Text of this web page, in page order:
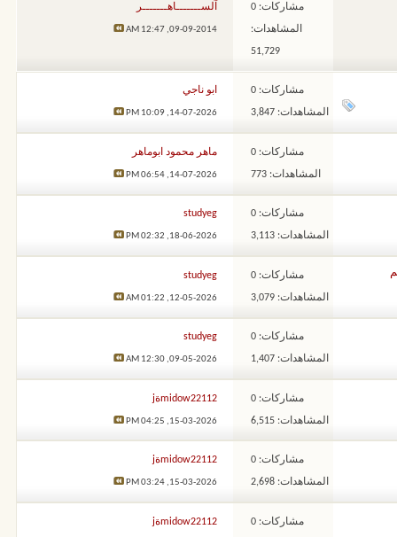
مشاركات: 0
المشاهدات:
51,729
آلســـــــاهـــــــر
09-09-2014,
12:47 AM
مشاركات: 0
المشاهدات: 3,847
ابو ناجي
14-07-2026,
10:09 PM
مشاركات: 0
المشاهدات: 773
ماهر محمود ابوماهر
14-07-2026,
06:54 PM
مشاركات: 0
المشاهدات: 3,113
studyeg
18-06-2026,
02:32 PM
مشاركات: 0
المشاهدات: 3,079
studyeg
12-05-2026,
01:22 AM
مشاركات: 0
المشاهدات: 1,407
studyeg
09-05-2026,
12:30 AM
مشاركات: 0
المشاهدات: 6,515
midow22112ةj
15-03-2026,
04:25 PM
مشاركات: 0
المشاهدات: 2,698
midow22112ةj
15-03-2026,
03:24 PM
مشاركات: 0 midow22112ةj